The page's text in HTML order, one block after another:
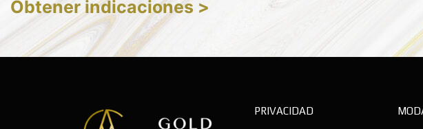
Obtener indicaciones >
PRIVACIDAD